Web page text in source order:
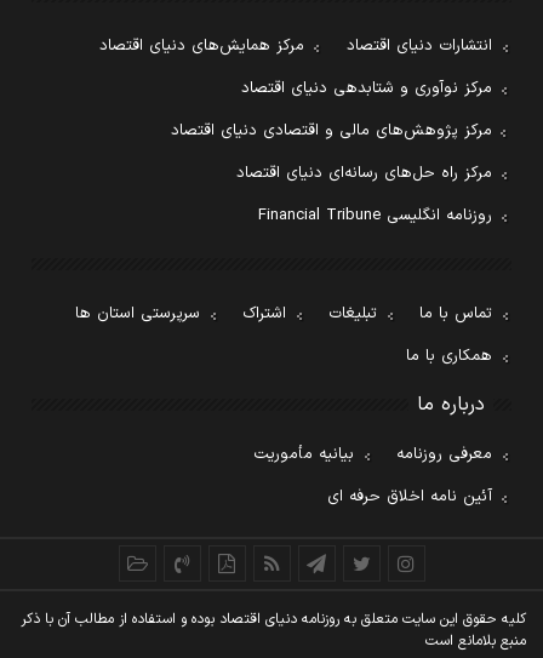
انتشارات دنیای اقتصاد
مرکز همایش‌های دنیای اقتصاد
مرکز نوآوری و شتابدهی دنیای اقتصاد
مرکز پژوهش‌های مالی و اقتصادی دنیای اقتصاد
مرکز راه حل‌های رسانه‌ای دنیای اقتصاد
روزنامه انگلیسی Financial Tribune
تماس با ما تبلیغات اشتراک
سرپرستی استان ها
همکاری با ما
درباره ما
معرفی روزنامه
بیانیه مأموریت
آئین نامه اخلاق حرفه ای
کليه حقوق اين سايت متعلق به روزنامه دنيای اقتصاد بوده و استفاده از مطالب آن با ذکر
منبع بلامانع است